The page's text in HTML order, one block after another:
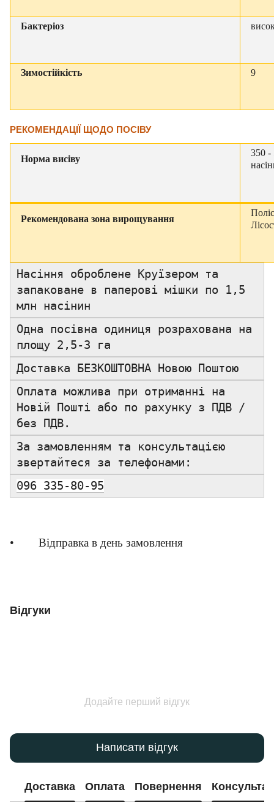
Бактеріоз
Зимостійкість 9
РЕКОМЕНДАЦІЇ ЩОДО ПОСІВУ
Норма висіву
350 -
Рекомендована зона вирощування
Насіння оброблене Круїзером та
запаковане в паперові мішки по 1,5
млн насінин
Одна посівна одиниця розрахована на
площу 2,5-3 га
Доставка БЕЗКОШТОВНА Новою Поштою
Оплата можлива при отриманні на
Новій Пошті або по рахунку з ПДВ /
без ПДВ.
За замовленням та консультацією
звертайтеся за телефонами:
096 335-80-95
• Відправка в день замовлення
Відгуки
Додайте перший відгук
Написати відгук
Доставка Оплата Повернення